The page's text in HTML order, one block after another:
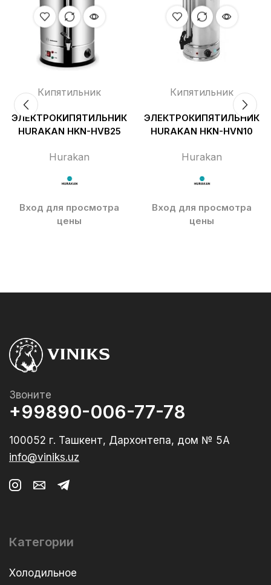
Кипятильник
ЭЛЕКТРОКИПЯТИЛЬНИК
HURAKAN HKN-HVB25
Hurakan
Вход для просмотра
цены
Кипятильник
ЭЛЕКТРОКИПЯТИЛЬНИК
HURAKAN HKN-HVN10
Hurakan
Вход для просмотра
цены
Звоните
+99890-006-77-78
100052 г. Ташкент, Дархонтепа, дом № 5А
info@viniks.uz
Категории
Холодильное